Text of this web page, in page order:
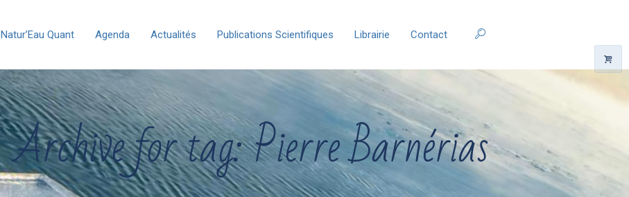
Natur’Eau Quant Agenda Actualités Publications Scientifiques Librairie Contact
Archive for tag: Pierre Barnérias